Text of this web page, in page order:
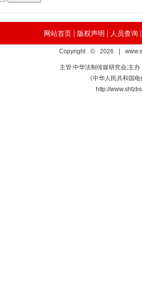
网站首页 | 版权声明 | 人员查询
Copyright © 2026 |
主管:中华法制传媒研究会;主
《中华人民共和国
http://